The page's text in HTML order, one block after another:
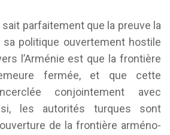
sait parfaitement que la preuve la
politique ouvertement hostile
l’Arménie est que la frontière
fermée, et que cette
conjointement avec
les autorités turques sont
de la frontière arméno-